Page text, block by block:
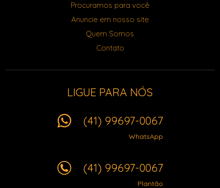
Procuramos para você
Anuncie em nosso site
Quem Somos
Contato
LIGUE PARA NÓS
(41) 99697-0067
WhatsApp
(41) 99697-0067
Plantão